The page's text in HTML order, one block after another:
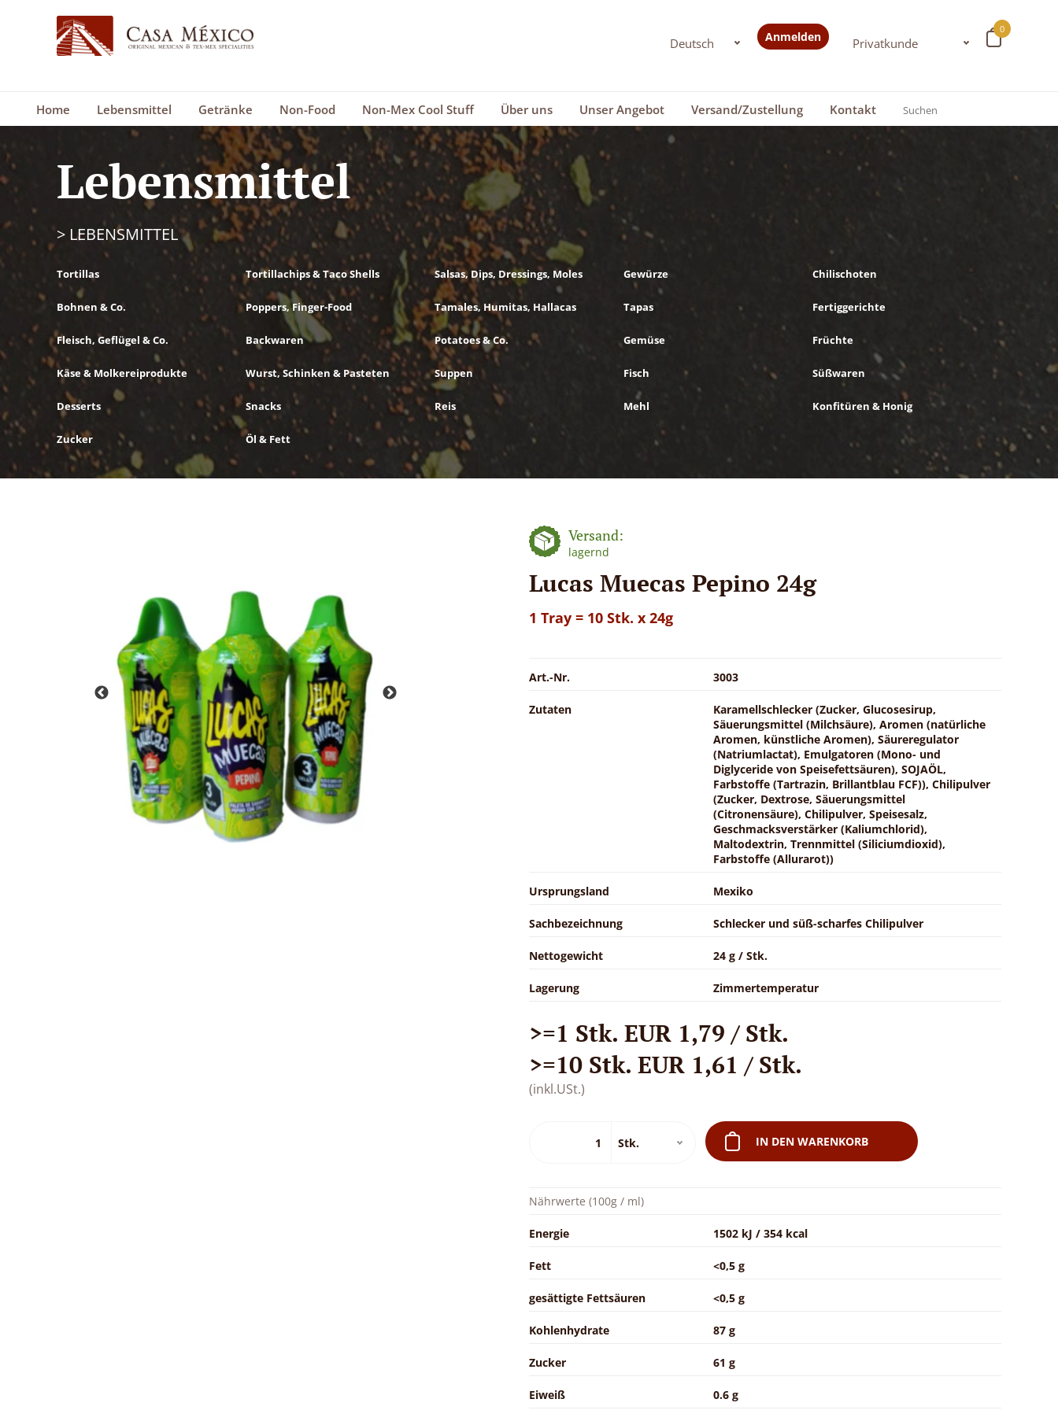
0
Anmelden
Home Lebensmittel Getränke Non-Food Non-Mex Cool Stuff Über uns Unser Angebot Versand/Zustellung Kontakt
Lebensmittel
> LEBENSMITTEL
Tortillas Tortillachips & Taco Shells Salsas, Dips, Dressings, Moles Gewürze Chilischoten
Bohnen & Co. Poppers, Finger-Food Tamales, Humitas, Hallacas Tapas Fertiggerichte
Fleisch, Geflügel & Co. Backwaren Potatoes & Co. Gemüse Früchte
Käse & Molkereiprodukte Wurst, Schinken & Pasteten Suppen Fisch Süßwaren
Desserts Snacks Reis Mehl Konfitüren & Honig
Zucker Öl & Fett
Versand:
lagernd
Lucas Muecas Pepino 24g
1 Tray = 10 Stk. x 24g
Art.-Nr. 3003
Zutaten
Karamellschlecker (Zucker, Glucosesirup,
Säuerungsmittel (Milchsäure), Aromen (natürliche
Aromen, künstliche Aromen), Säureregulator
(Natriumlactat), Emulgatoren (Mono- und
Diglyceride von Speisefettsäuren), SOJAÖL,
Farbstoffe (Tartrazin, Brillantblau FCF)), Chilipulver
(Zucker, Dextrose, Säuerungsmittel
(Citronensäure), Chilipulver, Speisesalz,
Geschmacksverstärker (Kaliumchlorid),
Maltodextrin, Trennmittel (Siliciumdioxid),
Farbstoffe (Allurarot))
Ursprungsland Mexiko
Sachbezeichnung Schlecker und süß-scharfes Chilipulver
Nettogewicht 24 g / Stk.
Lagerung Zimmertemperatur
>=1 Stk. EUR 1,79 / Stk.
>=10 Stk. EUR 1,61 / Stk.
(inkl.USt.)
IN DEN WARENKORB
Nährwerte (100g / ml)
Energie 1502 kJ / 354 kcal
Fett <0,5 g
gesättigte Fettsäuren <0,5 g
Kohlenhydrate 87 g
Zucker 61 g
Eiweiß 0.6 g